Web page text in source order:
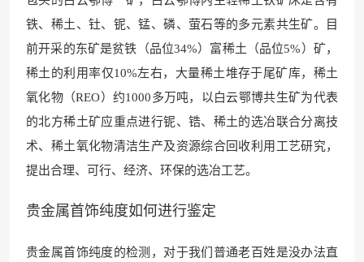
铁、稀土、钍、铌、锰、磷、萤石等的多元素共生矿。目
前开采的东矿是贫铁（品位34%）富稀土（品位5%）矿，
稀土的利用率仅10%左右，大量稀土堆存于尾矿库，稀土
氧化物（REO）约1000多万吨，以白云鄂博共生矿为代表
的北方稀土矿应重点进行铌、锆、稀土的选冶联合分离技
术、稀土氧化物清洁生产及资源综合回收利用工艺研究，
提出合理、可行、经济、环保的选冶工艺。
贵金属首饰纯度如何进行鉴定
贵金属首饰纯度的检测，对于我们普通老百姓是没办法直